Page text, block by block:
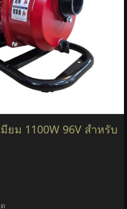
ยม 1100W 96V สำหรับ